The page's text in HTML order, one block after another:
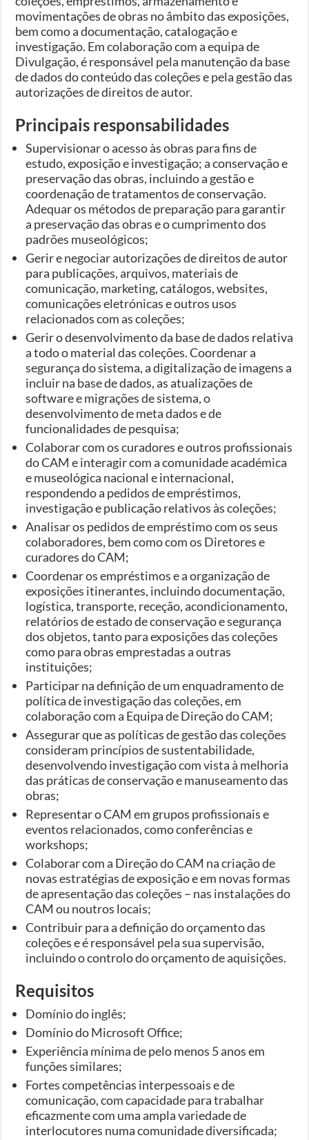
movimentações de obras no âmbito das exposições,
bem como a documentação, catalogação e
investigação. Em colaboração com a equipa de
Divulgação, é responsável pela manutenção da base
de dados do conteúdo das coleções e pela gestão das
autorizações de direitos de autor.
Principais responsabilidades
Supervisionar o acesso às obras para fins de
estudo, exposição e investigação; a conservação e
preservação das obras, incluindo a gestão e
coordenação de tratamentos de conservação.
Adequar os métodos de preparação para garantir
a preservação das obras e o cumprimento dos
padrões museológicos;
Gerir e negociar autorizações de direitos de autor
para publicações, arquivos, materiais de
comunicação, marketing, catálogos, websites,
comunicações eletrónicas e outros usos
relacionados com as coleções;
Gerir o desenvolvimento da base de dados relativa
a todo o material das coleções. Coordenar a
segurança do sistema, a digitalização de imagens a
incluir na base de dados, as atualizações de
software e migrações de sistema, o
desenvolvimento de meta dados e de
funcionalidades de pesquisa;
Colaborar com os curadores e outros profissionais
do CAM e interagir com a comunidade académica
e museológica nacional e internacional,
respondendo a pedidos de empréstimos,
investigação e publicação relativos às coleções;
Analisar os pedidos de empréstimo com os seus
colaboradores, bem como com os Diretores e
curadores do CAM;
Coordenar os empréstimos e a organização de
exposições itinerantes, incluindo documentação,
logística, transporte, receção, acondicionamento,
relatórios de estado de conservação e segurança
dos objetos, tanto para exposições das coleções
como para obras emprestadas a outras
instituições;
Participar na definição de um enquadramento de
política de investigação das coleções, em
colaboração com a Equipa de Direção do CAM;
Assegurar que as políticas de gestão das coleções
consideram princípios de sustentabilidade,
desenvolvendo investigação com vista à melhoria
das práticas de conservação e manuseamento das
obras;
Representar o CAM em grupos profissionais e
eventos relacionados, como conferências e
workshops;
Colaborar com a Direção do CAM na criação de
novas estratégias de exposição e em novas formas
de apresentação das coleções – nas instalações do
CAM ou noutros locais;
Contribuir para a definição do orçamento das
coleções e é responsável pela sua supervisão,
incluindo o controlo do orçamento de aquisições.
Requisitos
Domínio do inglês;
Domínio do Microsoft Office;
Experiência mínima de pelo menos 5 anos em
funções similares;
Fortes competências interpessoais e de
comunicação, com capacidade para trabalhar
eficazmente com uma ampla variedade de
interlocutores numa comunidade diversificada;